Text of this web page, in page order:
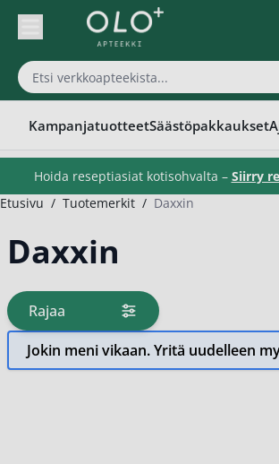
Skip to Content
KampanjatuotteetSäästöpakkaukset
Hoida reseptiasiat kotisohvalta – Siirry
Etusivu / Tuotemerkit / Daxxin
Daxxin
Rajaa
tuotteita
Jokin meni vikaan. Yritä uudelleen